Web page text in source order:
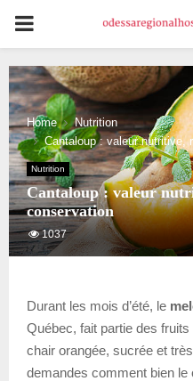
PRIMARY
MENU
Home
Nutrition
Cantaloup : valeur nutritive,
Nutrition
Cantaloup : valeur
conservation
1037
Durant les mois d’été, le
Québec, fait partie des
chair orangée, sucrée et
demandes comment bien le